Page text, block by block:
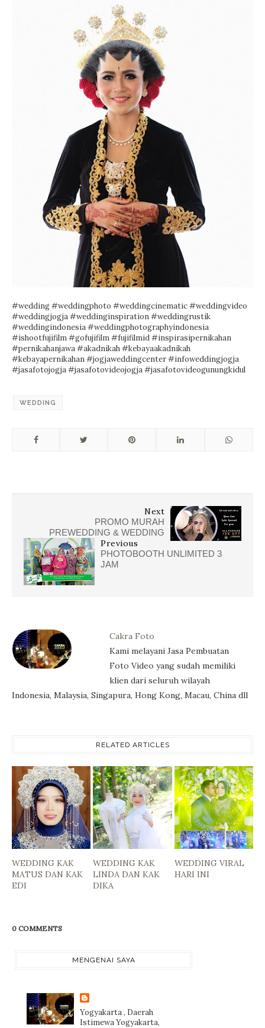
#wedding #weddingphoto #weddingcinematic #weddingvideo
#weddingjogja #weddinginspiration #weddingrustik
#weddingindonesia #weddingphotographyindonesia
#ishootfujifilm #gofujifilm #fujifilmid #inspirasipernikahan
#pernikahanjawa #akadnikah #kebayaakadnikah
#kebayapernikahan #jogjaweddingcenter #infoweddingjogja
#jasafotojogja #jasafotovideojogja #jasafotovideogunungkidul
WEDDING
Next
PROMO MURAH
PREWEDDING & WEDDING
Previous
PHOTOBOOTH UNLIMITED 3
JAM
Cakra Foto
Kami melayani Jasa Pembuatan
Foto Video yang sudah memiliki
klien dari seluruh wilayah
Indonesia, Malaysia, Singapura, Hong Kong, Macau, China dll
RELATED ARTICLES
WEDDING KAK
MATUS DAN KAK
EDI
WEDDING KAK
LINDA DAN KAK
DIKA
WEDDING VIRAL
HARI INI
0 COMMENTS
MENGENAI SAYA
Yogyakarta , Daerah
Istimewa Yogyakarta,